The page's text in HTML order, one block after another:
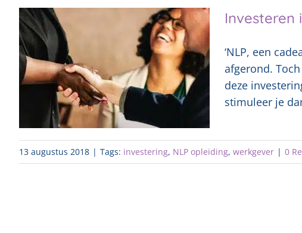
Investeren
‘NLP, een
afgerond.
deze
stimuleer je
13 augustus 2018 | Tags: investering, NLP opleiding, werkgever | 0